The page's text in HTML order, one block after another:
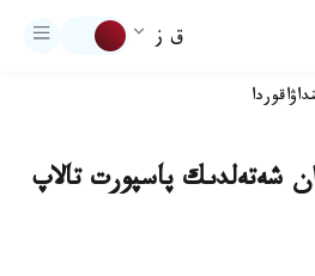
ق ز
اقوردا
شەتەلدىك پاسپورت تالاپ